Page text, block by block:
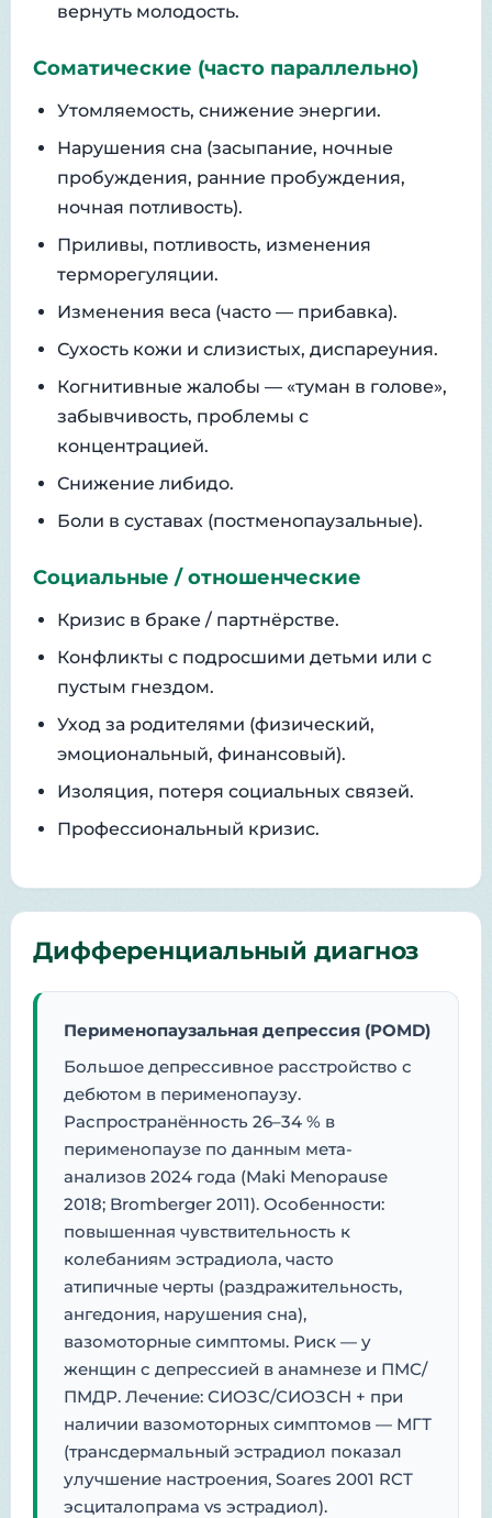
вернуть молодость.
Соматические (часто параллельно)
Утомляемость, снижение энергии.
Нарушения сна (засыпание, ночные
пробуждения, ранние пробуждения,
ночная потливость).
Приливы, потливость, изменения
терморегуляции.
Изменения веса (часто — прибавка).
Сухость кожи и слизистых, диспареуния.
Когнитивные жалобы — «туман в голове»,
забывчивость, проблемы с
концентрацией.
Снижение либидо.
Боли в суставах (постменопаузальные).
Социальные / отношенческие
Кризис в браке / партнёрстве.
Конфликты с подросшими детьми или с
пустым гнездом.
Уход за родителями (физический,
эмоциональный, финансовый).
Изоляция, потеря социальных связей.
Профессиональный кризис.
Дифференциальный диагноз
Перименопаузальная депрессия (POMD)
Большое депрессивное расстройство с
дебютом в перименопаузу.
Распространённость 26–34 % в
перименопаузе по данным мета-
анализов 2024 года (Maki Menopause
2018; Bromberger 2011). Особенности:
повышенная чувствительность к
колебаниям эстрадиола, часто
атипичные черты (раздражительность,
ангедония, нарушения сна),
вазомоторные симптомы. Риск — у
женщин с депрессией в анамнезе и ПМС/
ПМДР. Лечение: СИОЗС/СИОЗСН + при
наличии вазомоторных симптомов — МГТ
(трансдермальный эстрадиол показал
улучшение настроения, Soares 2001 RCT
эсциталопрама vs эстрадиол).